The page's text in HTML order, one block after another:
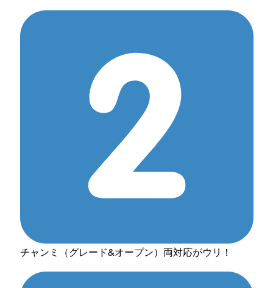
チャンミ（グレード&オープン）両対応がウリ！